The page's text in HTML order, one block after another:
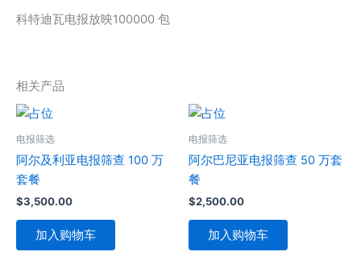
科特迪瓦电报放映100000 包
相关产品
电报筛选
阿尔及利亚电报筛查 100 万
套餐
$3,500.00
加入购物车
电报筛选
阿尔巴尼亚电报筛查 50 万套
餐
$2,500.00
加入购物车